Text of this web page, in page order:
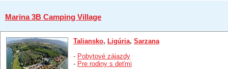
Marina 3B Camping Village
Taliansko, Ligúria, Sarzana
- Pobytové zájazdy
- Pre rodiny s deťmi